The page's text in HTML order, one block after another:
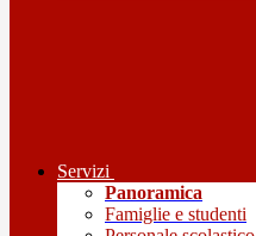
Servizi
Panoramica
Famiglie e studenti